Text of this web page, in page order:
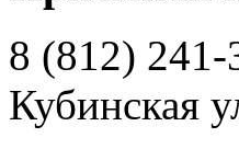
8 (812) 241-
Кубинская